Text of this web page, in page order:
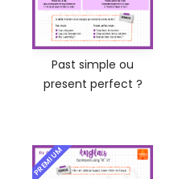
Past simple ou
present perfect ?
PREMIUM